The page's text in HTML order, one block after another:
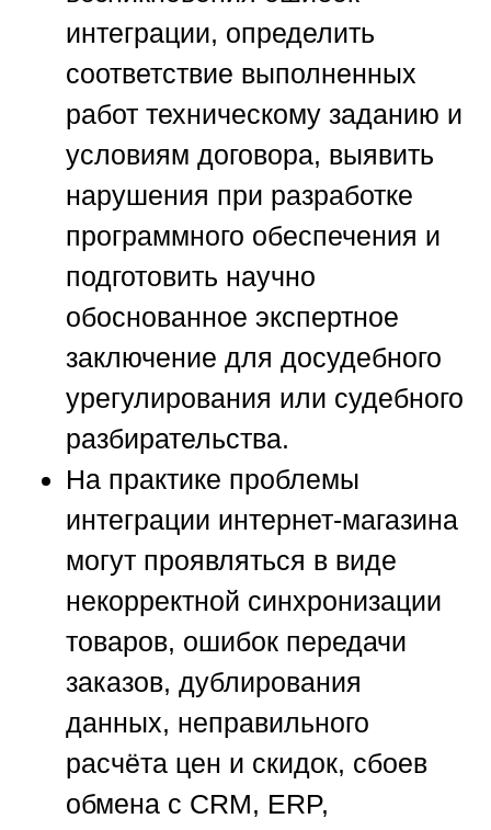
интеграции, определить
соответствие выполненных
работ техническому заданию и
условиям договора, выявить
нарушения при разработке
программного обеспечения и
подготовить научно
обоснованное экспертное
заключение для досудебного
урегулирования или судебного
разбирательства.
На практике проблемы
интеграции интернет-магазина
могут проявляться в виде
некорректной синхронизации
товаров, ошибок передачи
заказов, дублирования
данных, неправильного
расчёта цен и скидок, сбоев
обмена с CRM, ERP,